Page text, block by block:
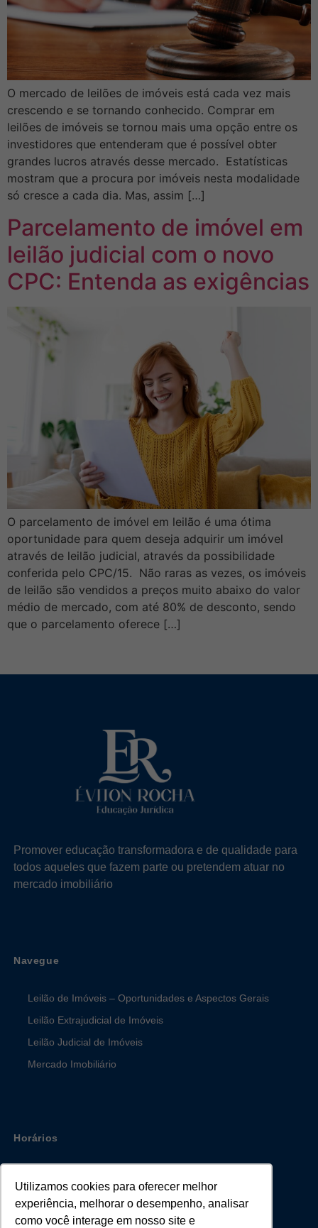
Utilizamos cookies para oferecer melhor
experiência, melhorar o desempenho, analisar
como você interage em nosso site e
O mercado de leilões de imóveis está cada vez mais
crescendo e se tornando conhecido. Comprar em
leilões de imóveis se tornou mais uma opção entre os
investidores que entenderam que é possível obter
grandes lucros através desse mercado. Estatísticas
mostram que a procura por imóveis nesta modalidade
só cresce a cada dia. Mas, assim […]
Parcelamento de imóvel em
leilão judicial com o novo
CPC: Entenda as exigências
O parcelamento de imóvel em leilão é uma ótima
oportunidade para quem deseja adquirir um imóvel
através de leilão judicial, através da possibilidade
conferida pelo CPC/15. Não raras as vezes, os imóveis
de leilão são vendidos a preços muito abaixo do valor
médio de mercado, com até 80% de desconto, sendo
que o parcelamento oferece […]
Promover educação transformadora e de qualidade para
todos aqueles que fazem parte ou pretendem atuar no
mercado imobiliário
Navegue
Leilão de Imóveis – Oportunidades e Aspectos Gerais
Leilão Extrajudicial de Imóveis
Leilão Judicial de Imóveis
Mercado Imobiliário
Horários
Segunda a sexta:
09:00H - 18:00H